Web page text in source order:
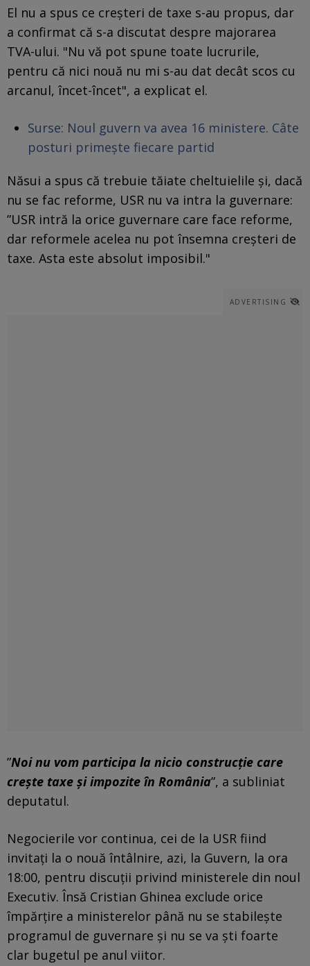
El nu a spus ce creşteri de taxe s-au propus, dar
a confirmat că s-a discutat despre majorarea
TVA-ului. "Nu vă pot spune toate lucrurile,
pentru că nici nouă nu mi s-au dat decât scos cu
arcanul, încet-încet", a explicat el.
Surse: Noul guvern va avea 16 ministere. Câte
posturi primește fiecare partid
Năsui a spus că trebuie tăiate cheltuielile și, dacă
nu se fac reforme, USR nu va intra la guvernare:
”USR intră la orice guvernare care face reforme,
dar reformele acelea nu pot însemna creşteri de
taxe. Asta este absolut imposibil."
ADVERTISING
”Noi nu vom participa la nicio construcţie care
creşte taxe şi impozite în România”, a subliniat
deputatul.
Negocierile vor continua, cei de la USR fiind
invitaţi la o nouă întâlnire, azi, la Guvern, la ora
18:00, pentru discuţii privind ministerele din noul
Executiv. Însă Cristian Ghinea exclude orice
împărțire a ministerelor până nu se stabileşte
programul de guvernare şi nu se va ști foarte
clar bugetul pe anul viitor.